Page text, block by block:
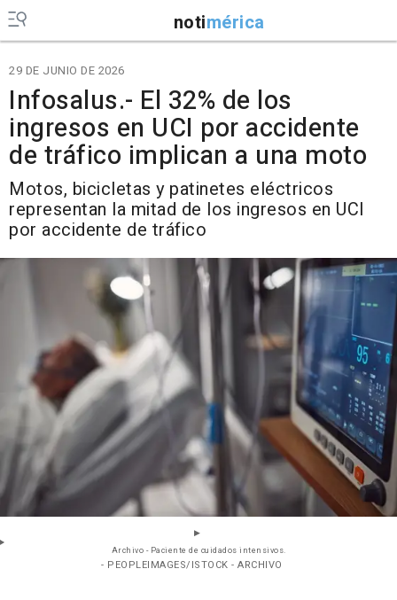
notimérica
29 DE JUNIO DE 2026
Infosalus.- El 32% de los
ingresos en UCI por accidente
de tráfico implican a una moto
Motos, bicicletas y patinetes eléctricos
representan la mitad de los ingresos en UCI
por accidente de tráfico
Archivo - Paciente de cuidados intensivos.
- PEOPLEIMAGES/ISTOCK - ARCHIVO